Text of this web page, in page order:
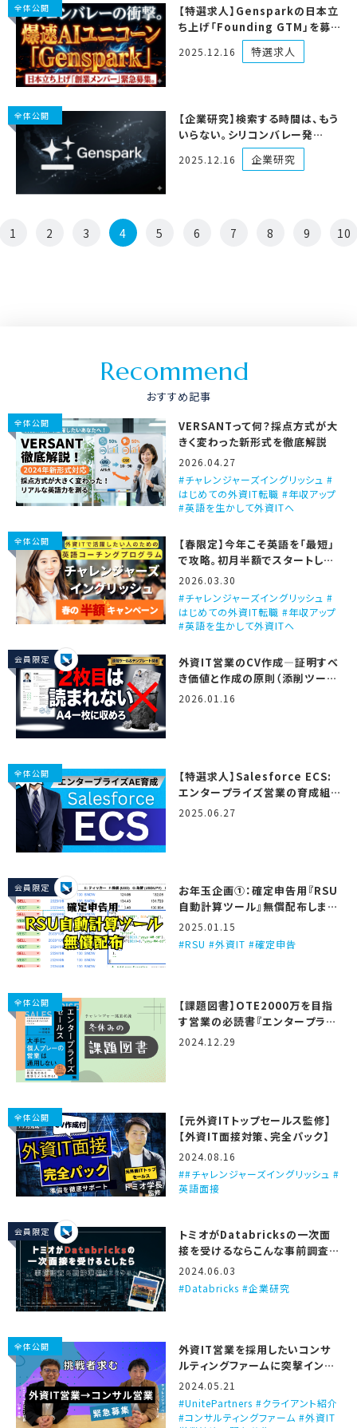
全体公開
【特選求人】Gensparkの日本立
ち上げ「Founding GTM」を募
2025.12.16 特選求人
全体公開
【企業研究】検索する時間は、もう
いらない。シリコンバレー発
「Genspark」が変える知的生産
の常識
2025.12.16 企業研究
1 2 3 4 5 6 7 8 9 10
Recommend
おすすめ記事
全体公開
VERSANTって何？採点方式が大
きく変わった新形式を徹底解説
2026.04.27
チャレンジャーズイングリッシュ #
はじめての外資IT転職 #年収アップ
#英語を生かして外資ITへ
全体公開
【春限定】今年こそ英語を「最短」
で攻略。初月半額でスタートしま
せんか？
2026.03.30
チャレンジャーズイングリッシュ #
はじめての外資IT転職 #年収アップ
#英語を生かして外資ITへ
会員限定
外資IT営業のCV作成―証明すべ
き価値と作成の原則（添削ツール
＆テンプレート付き）
2026.01.16
全体公開
【特選求人】Salesforce ECS:
エンタープライズ営業の育成組
織…！ (2025/6/27更新)
2025.06.27
会員限定
お年玉企画①：確定申告用『RSU
自動計算ツール』無償配布しま
す！
2025.01.15
RSU #外資IT #確定申告
全体公開
【課題図書】OTE2000万を目指
す営業の必読書『エンタープライ
ズセールス』
2024.12.29
全体公開
【元外資ITトップセールス監修】
【外資IT面接対策、完全パック】
2024.08.16
#チャレンジャーズイングリッシュ #
英語面接
会員限定
トミオがDatabricksの一次面
接を受けるならこんな事前調査と
準備をする、という話
2024.06.03
Databricks #企業研究
全体公開
外資IT営業を採用したいコンサ
ルティングファームに突撃インタ
ビュー！（Unite Partners）
2024.05.21
UnitePartners #クライアント紹介
#コンサルティングファーム #外資IT